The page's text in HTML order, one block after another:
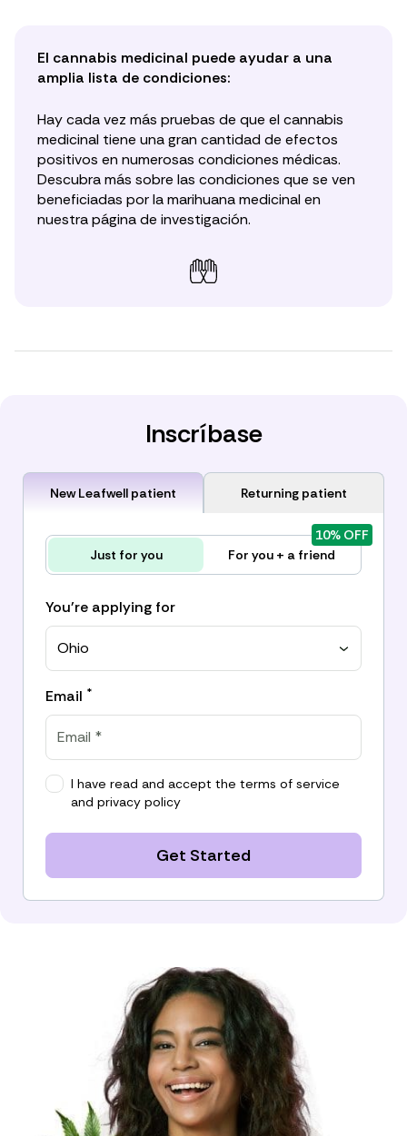
El cannabis medicinal puede ayudar a una
amplia lista de condiciones:
Hay cada vez más pruebas de que el cannabis
medicinal tiene una gran cantidad de efectos
positivos en numerosas condiciones médicas.
Descubra más sobre las condiciones que se ven
beneficiadas por la marihuana medicinal en
nuestrapágina de investigación.
Inscríbase
New Leafwell patient Returning patient
Just for you For you + a friend
10% OFF
You're applying for
Ohio
Email *
I have read and accept the terms of service
and privacy policy
Get Started